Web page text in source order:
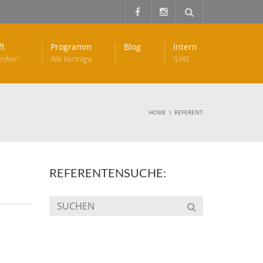
Programm
Alle Vorträge
Blog Intern
ILIAS
HOME REFERENT
REFERENTENSUCHE: